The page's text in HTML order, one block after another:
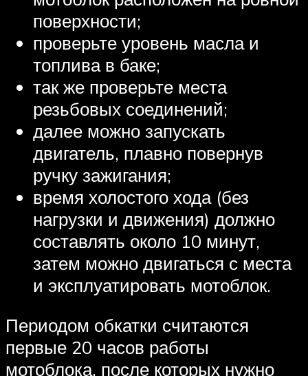
поверхности;
проверьте уровень масла и
топлива в баке;
так же проверьте места
резьбовых соединений;
далее можно запускать
двигатель, плавно повернув
ручку зажигания;
время холостого хода (без
нагрузки и движения) должно
составлять около 10 минут,
затем можно двигаться с места
и эксплуатировать мотоблок.
Периодом обкатки считаются
первые 20 часов работы
мотоблока, после которых нужно